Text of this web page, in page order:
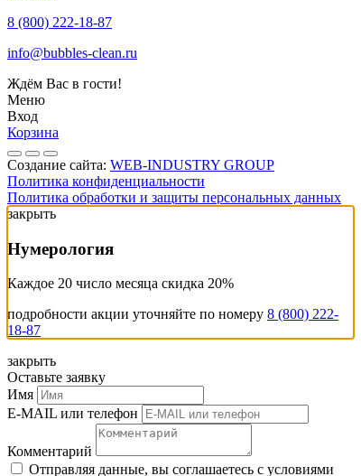
8 (800) 222-18-87
info@bubbles-clean.ru
Ждём Вас в гости!
Меню
Вход
Корзина
Создание сайта: WEB-INDUSTRY GROUP
Политика конфиденциальности
Политика обработки и защиты персональных данных
закрыть
Нумерология
Каждое 20 число месяца скидка 20%
подробности акции уточняйте по номеру 8 (800) 222-
18-87
закрыть
Оставьте заявку
Имя
E-MAIL или телефон
Комментарий
Отправляя данные, вы соглашаетесь с условиями